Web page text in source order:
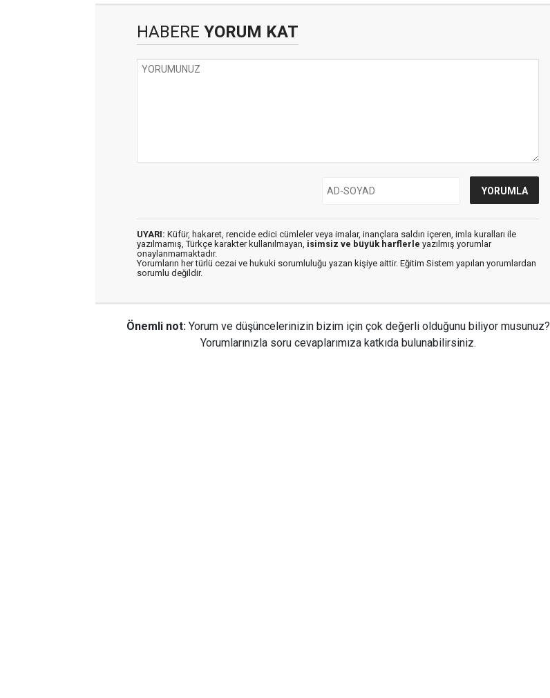
HABERE YORUM KAT
UYARI: Küfür, hakaret, rencide edici cümleler veya imalar, inançlara saldırı içeren, imla kuralları ile
yazılmamış, Türkçe karakter kullanılmayan, isimsiz ve büyük harflerle yazılmış yorumlar
onaylanmamaktadır.
Yorumların her türlü cezai ve hukuki sorumluluğu yazan kişiye aittir. Eğitim Sistem yapılan yorumlardan
sorumlu değildir.
Önemli not: Yorum ve düşüncelerinizin bizim için çok değerli olduğunu biliyor musunuz?
Yorumlarınızla soru cevaplarımıza katkıda bulunabilirsiniz.